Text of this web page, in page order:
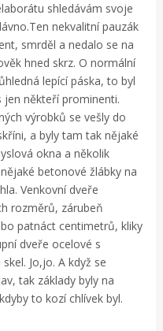
shledávám svoje
nekvalitní pauzák
smrděl a nedalo se na
hned skrz. O normální
lepící páska, to byl
někteří prominenti.
výrobků se vešly do
a byly tam tak nějaké
okna a několik
betonové žlábky na
Venkovní dveře
rozměrů, zárubeň
patnáct centimetrů, kliky
dveře ocelové s
Jo,jo. A když se
tak základy byly na
to kozí chlívek byl.